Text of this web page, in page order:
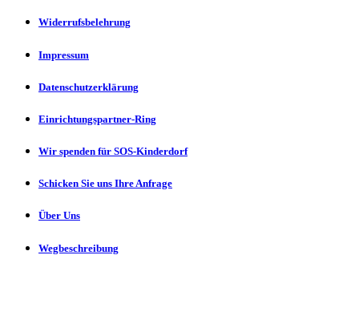
Widerrufsbelehrung
Impressum
Datenschutzerklärung
Einrichtungspartner-Ring
Wir spenden für SOS-Kinderdorf
Schicken Sie uns Ihre Anfrage
Über Uns
Wegbeschreibung